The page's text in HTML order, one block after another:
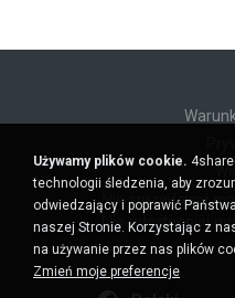
Nie sprzedawaj
Nie udostępniaj
Używamy plików cookie.
technologii śledzenia, aby
odwiedzający i poprawić
naszej Stronie. Korzystając z
na używanie przez nas plików
Zmień moje preferencje